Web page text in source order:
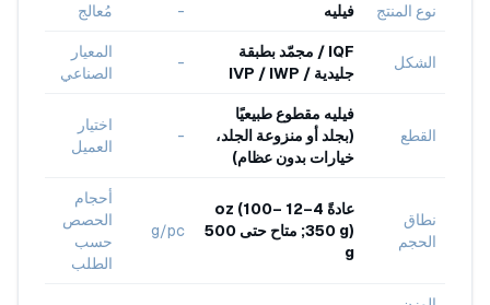
نوع المنتج فيليه - مُعالج
الشكل
IQF / مجمّد بطبقة
جليدية / IVP / IWP
-
المعيار
الصناعي
القطع
فيليه مقطوع طبيعيًا
(بجلد أو منزوعة الجلد،
خيارات بدون عظام)
-
اختيار
العميل
نطاق
الحجم
عادةً 4–12 oz (100–
350 g); متاح حتى 500
g
g/pc
أحجام
الحصص
حسب
الطلب